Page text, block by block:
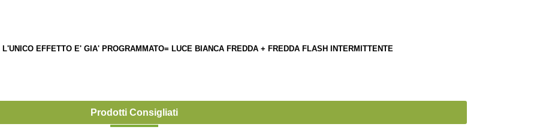
EFFETTO E' GIA' PROGRAMMATO= LUCE BIANCA FREDDA + FREDDA FLASH INTERMITTENTE
Prodotti Consigliati